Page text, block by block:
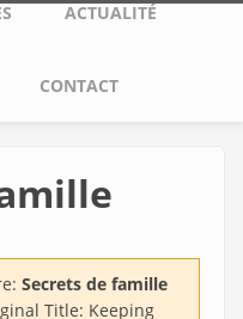
ACTUALITÉ
CONTACT
Secrets de famille
Title: Keeping